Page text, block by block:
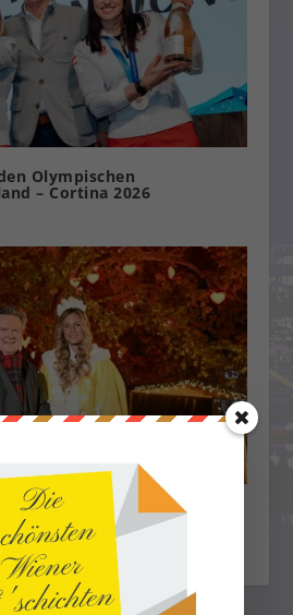
Olympischen
– Cortina 2026
mit Christkindlmarkt